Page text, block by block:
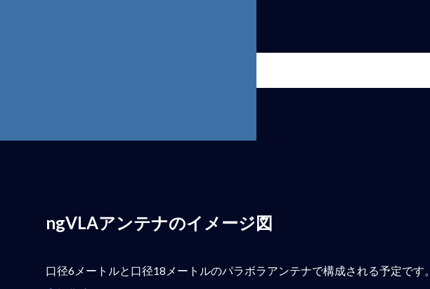
ngVLAアンテナのイメージ図
口径6メートルと口径18メートルのパラボラアンテナで構成される予定です。